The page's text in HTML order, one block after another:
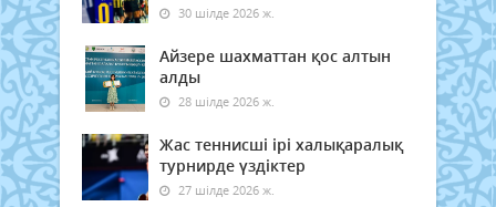
30 шілде 2026 ж.
Айзере шахматтан қос алтын
алды
28 шілде 2026 ж.
Жас теннисші ірі халықаралық
турнирде үздіктер
27 шілде 2026 ж.